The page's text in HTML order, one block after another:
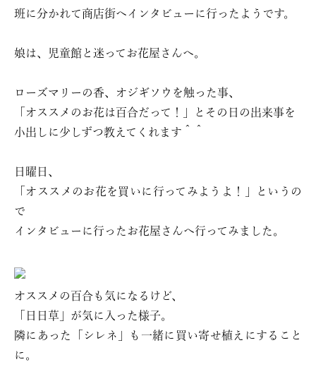
班に分かれて商店街へインタビューに行ったようです。
娘は、児童館と迷ってお花屋さんへ。
ローズマリーの香、オジギソウを触った事、
「オススメのお花は百合だって！」とその日の出来事を
小出しに少しずつ教えてくれます＾＾
日曜日、
「オススメのお花を買いに行ってみようよ！」というの
で
インタビューに行ったお花屋さんへ行ってみました。
オススメの百合も気になるけど、
「日日草」が気に入った様子。
隣にあった「シレネ」も一緒に買い寄せ植えにすること
に。